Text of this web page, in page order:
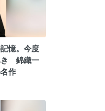
憶。今度
き 錦織一
作